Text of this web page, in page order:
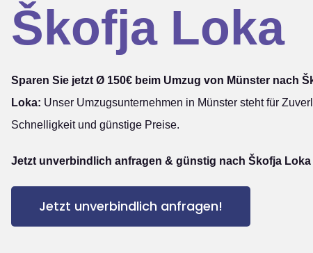
Škofja Loka
Sparen Sie jetzt Ø 150€ beim Umzug von Münster nach
Loka: Unser Umzugsunternehmen in Münster steht für
Schnelligkeit und günstige Preise.
Jetzt unverbindlich anfragen & günstig nach Škofja Loka
Jetzt unverbindlich anfragen!